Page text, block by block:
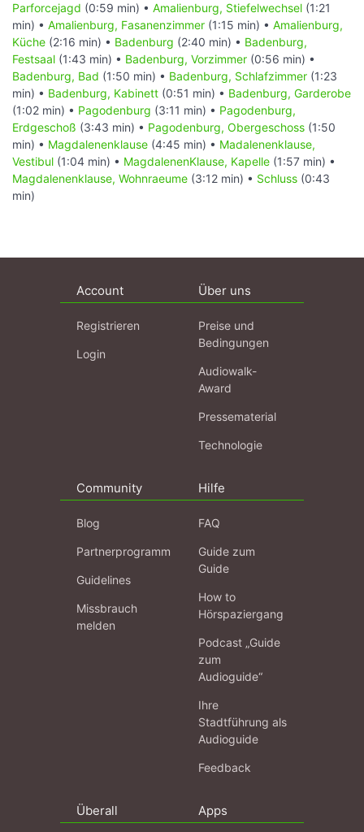
Parforcejagd (0:59 min) • Amalienburg, Stiefelwechsel (1:21
min) • Amalienburg, Fasanenzimmer (1:15 min) • Amalienburg,
Küche (2:16 min) • Badenburg (2:40 min) • Badenburg,
Festsaal (1:43 min) • Badenburg, Vorzimmer (0:56 min) •
Badenburg, Bad (1:50 min) • Badenburg, Schlafzimmer (1:23
min) • Badenburg, Kabinett (0:51 min) • Badenburg, Garderobe
(1:02 min) • Pagodenburg (3:11 min) • Pagodenburg,
Erdgeschoß (3:43 min) • Pagodenburg, Obergeschoss (1:50
min) • Magdalenenklause (4:45 min) • Madalenenklause,
Vestibul (1:04 min) • MagdalenenKlause, Kapelle (1:57 min) •
Magdalenenklause, Wohnraeume (3:12 min) • Schluss (0:43
min)
Account
Registrieren
Login
Über uns
Preise und
Bedingungen
Audiowalk-
Award
Pressematerial
Technologie
Community
Blog
Partnerprogramm
Guidelines
Missbrauch
melden
Hilfe
FAQ
Guide zum
Guide
How to
Hörspaziergang
Podcast „Guide
zum
Audioguide“
Ihre
Stadtführung als
Audioguide
Feedback
Überall Apps